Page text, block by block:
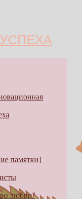
памятки]
любви"